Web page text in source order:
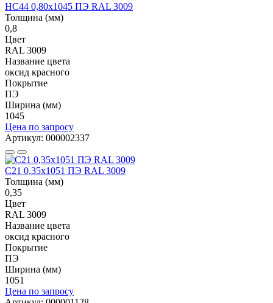
НС44 0,80x1045 ПЭ RAL 3009
Толщина (мм)
0,8
Цвет
RAL 3009
Название цвета
оксид красного
Покрытие
ПЭ
Ширина (мм)
1045
Цена по запросу
Артикул: 000002337
С21 0,35x1051 ПЭ RAL 3009
Толщина (мм)
0,35
Цвет
RAL 3009
Название цвета
оксид красного
Покрытие
ПЭ
Ширина (мм)
1051
Цена по запросу